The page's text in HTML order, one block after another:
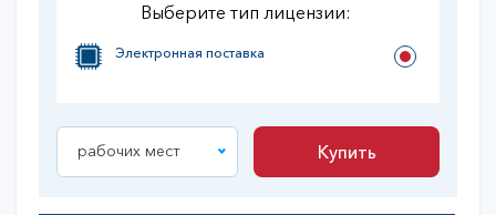
Выберите тип лицензии:
Электронная поставка
рабочих мест Купить